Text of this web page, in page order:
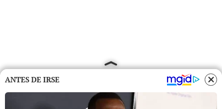
ANTES DE IRSE